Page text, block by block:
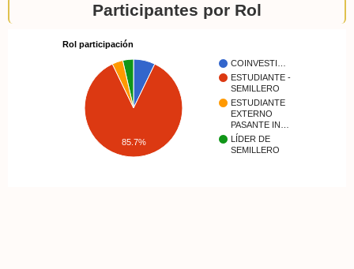
Participantes por Rol
Rol participación
COINVESTI…
ESTUDIANTE -
SEMILLERO
ESTUDIANTE
EXTERNO
PASANTE IN…
LÍDER DE
SEMILLERO
85.7%